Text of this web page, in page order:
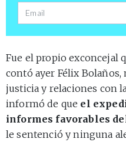
Dirección de correo
Fue el propio exconcejal
contó ayer Félix
justicia y relaciones con
informó de que el
informes favorables
le sentenció y ninguna